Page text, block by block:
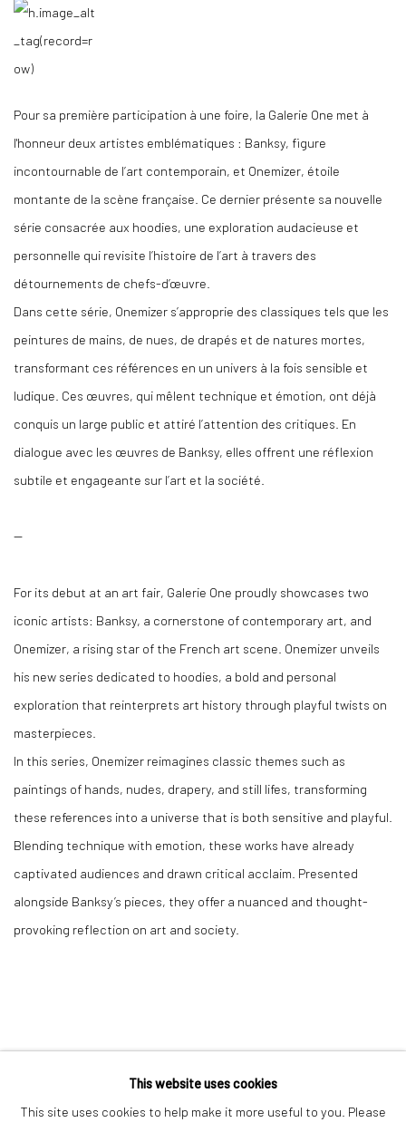
Pour sa première participation à une foire, la Galerie One met à
l'honneur deux artistes emblématiques : Banksy, figure
incontournable de l’art contemporain, et Onemizer, étoile
montante de la scène française. Ce dernier présente sa nouvelle
série consacrée aux hoodies, une exploration audacieuse et
personnelle qui revisite l’histoire de l’art à travers des
détournements de chefs-d’œuvre.
Dans cette série, Onemizer s’approprie des classiques tels que les
peintures de mains, de nues, de drapés et de natures mortes,
transformant ces références en un univers à la fois sensible et
ludique. Ces œuvres, qui mêlent technique et émotion, ont déjà
conquis un large public et attiré l’attention des critiques. En
dialogue avec les œuvres de Banksy, elles offrent une réflexion
subtile et engageante sur l’art et la société.
--
For its debut at an art fair, Galerie One proudly showcases two
iconic artists: Banksy, a cornerstone of contemporary art, and
Onemizer, a rising star of the French art scene. Onemizer unveils
his new series dedicated to hoodies, a bold and personal
exploration that reinterprets art history through playful twists on
masterpieces.
In this series, Onemizer reimagines classic themes such as
paintings of hands, nudes, drapery, and still lifes, transforming
these references into a universe that is both sensitive and playful.
Blending technique with emotion, these works have already
captivated audiences and drawn critical acclaim. Presented
alongside Banksy’s pieces, they offer a nuanced and thought-
provoking reflection on art and society.
Manage cookies
COPYRIGHT © GALERIE ONE, 2026 SITE BY ARTLOGIC
This website uses cookies
This site uses cookies to help make it more useful to you. Please